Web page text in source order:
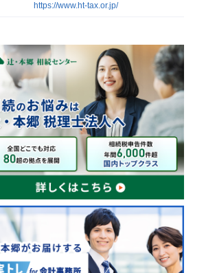
https://www.ht-tax.or.jp/